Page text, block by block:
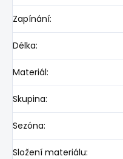
Zapínání:
Délka:
Materiál:
Skupina:
Sezóna:
Složení materiálu: